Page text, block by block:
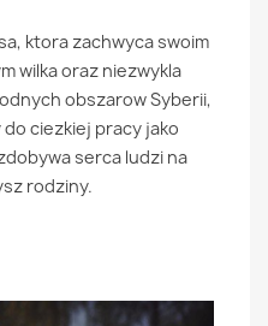
ktora zachwyca swoim
wilka oraz niezwykla
obszarow Syberii,
ciezkiej pracy jako
serca ludzi na
rodziny.